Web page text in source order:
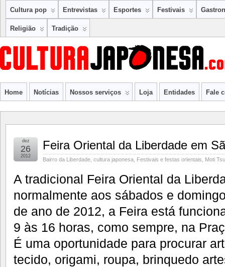
Cultura pop Entrevistas Esportes Festivais
Religião Tradição
Home Notícias Nossos serviços Loja Entidades Fale
Feira Oriental da Liberdade em
Bairro da Liberdade cultura japonesa Festivais e festas orientais Moti
dez
26
2012
A tradicional Feira Oriental da
normalmente aos sábados e
de ano de 2012, a Feira está
9 às 16 horas, como sempre, na
É uma oportunidade para procurar
tecido, origami, roupa, brinquedo